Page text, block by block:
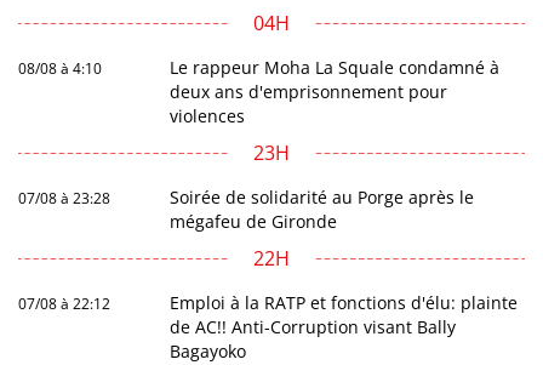
04H
08/08 à 4:10
Le rappeur Moha La Squale condamné à
deux ans d'emprisonnement pour
violences
23H
07/08 à 23:28
Soirée de solidarité au Porge après le
mégafeu de Gironde
22H
07/08 à 22:12
Emploi à la RATP et fonctions d'élu: plainte
de AC!! Anti-Corruption visant Bally
Bagayoko